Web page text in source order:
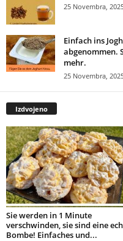
25 Novembra,
Einfach ins
abgenommen.
mehr.
25 Novembra,
Izdvojeno
Sie werden in 1 Minute
verschwinden, sie sind eine
Bombe! Einfaches und...